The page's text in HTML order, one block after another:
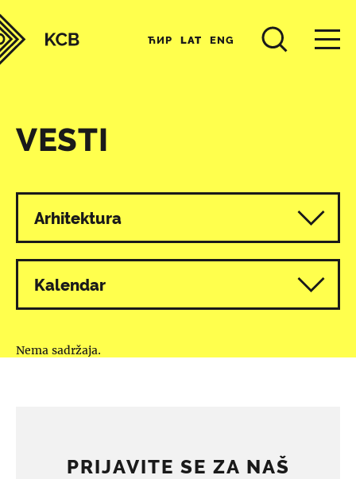
ЋИР LAT ENG
VESTI
Svi programi
Arhitektura
Kalendar
Nema sadržaja.
PRIJAVITE SE ZA NAŠ